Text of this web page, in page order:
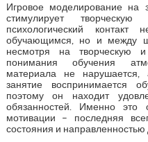
Игровое моделирование на
стимулирует творческую
психологический
обучающимся, но и между
несмотря на творческую
понимания обучения
материала не нарушается,
занятие воспринимается
поэтому он находит
обязанностей. Именно это
мотивации – последняя
состояния и направленностью